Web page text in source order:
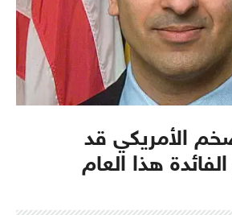
الأمريكي قد
هذا العام